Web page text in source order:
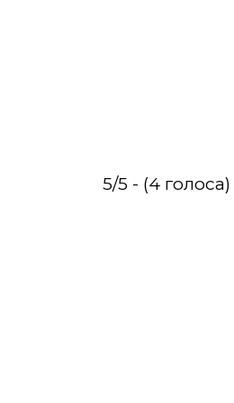
5/5 - (4 голоса)